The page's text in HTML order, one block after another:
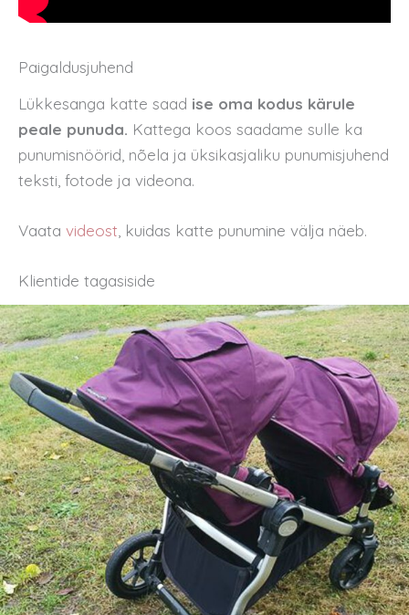
Paigaldusjuhend
Lükkesanga katte saad ise oma kodus kärule
peale punuda. Kattega koos saadame sulle ka
punumisnöörid, nõela ja üksikasjaliku punumisjuhend
teksti, fotode ja videona.
Vaata videost , kuidas katte punumine välja näeb.
Klientide tagasiside